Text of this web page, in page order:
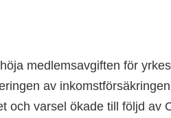
medlemsavgiften för
av
och varsel ökade till följd av